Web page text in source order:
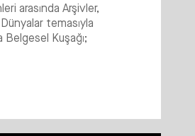
arasında Arşivler,
temasıyla
Kuşağı;